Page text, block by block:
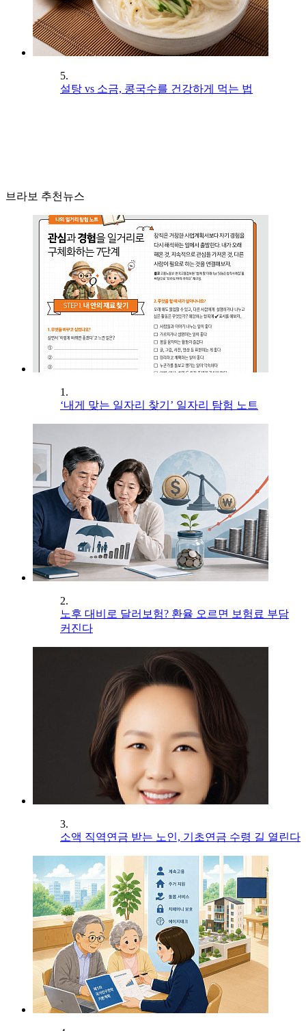
5.
설탕 vs 소금, 콩국수를 건강하게 먹는 법
브라보 추천뉴스
1.
‘내게 맞는 일자리 찾기’ 일자리 탐험 노트
2.
노후 대비로 달러보험? 환율 오르면 보험료 부담
커진다
3.
소액 직역연금 받는 노인, 기초연금 수령 길 열린다